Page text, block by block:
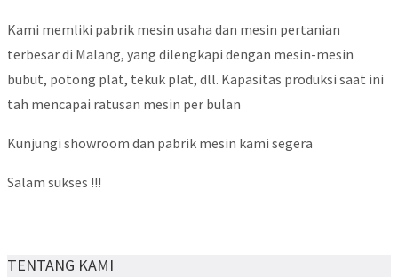
Kami memliki pabrik mesin usaha dan mesin pertanian
terbesar di Malang, yang dilengkapi dengan mesin-mesin
bubut, potong plat, tekuk plat, dll. Kapasitas produksi saat ini
tah mencapai ratusan mesin per bulan
Kunjungi showroom dan pabrik mesin kami segera
Salam sukses !!!
TENTANG KAMI